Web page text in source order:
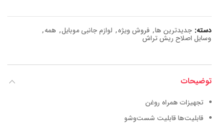
دسته: جدیدترین ها, فروش ویژه, لوازم جانبی موبایل, همه,
وسایل اصلاح ریش تراش
توضیحات
تجهیزات همراه روغن
قابلیت‌هاقابلیت شست‌و‌شو